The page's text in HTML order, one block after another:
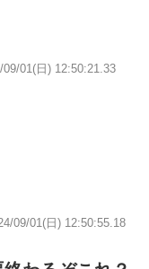
09/01(日) 12:50:21.33
09/01(日) 12:50:55.18